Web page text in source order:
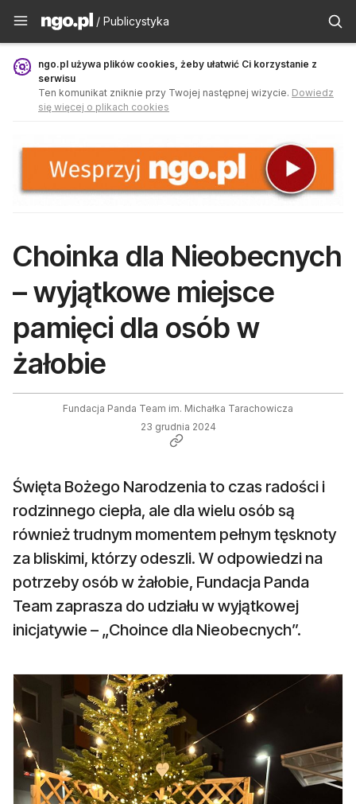
Publicystyka - ngo.pl
/ Publicystyka
ngo.pl używa plików cookies, żeby ułatwić Ci korzystanie z
serwisu
Ten komunikat zniknie przy Twojej następnej wizycie. Dowiedz
się więcej o plikach cookies
Choinka dla Nieobecnych
– wyjątkowe miejsce
pamięci dla osób w
żałobie
Fundacja Panda Team im. Michałka Tarachowicza
23 grudnia 2024
Święta Bożego Narodzenia to czas radości i
rodzinnego ciepła, ale dla wielu osób są
również trudnym momentem pełnym tęsknoty
za bliskimi, którzy odeszli. W odpowiedzi na
potrzeby osób w żałobie, Fundacja Panda
Team zaprasza do udziału w wyjątkowej
inicjatywie – „Choince dla Nieobecnych”.